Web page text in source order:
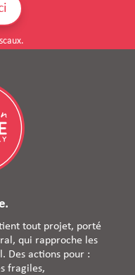
tout projet, porté
qui rapproche les
Des actions pour :
fragiles,